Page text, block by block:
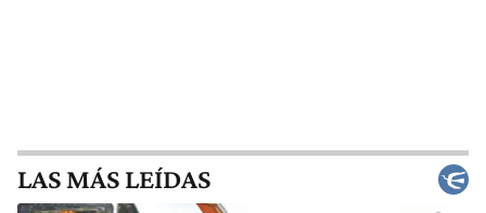
LAS MÁS LEÍDAS